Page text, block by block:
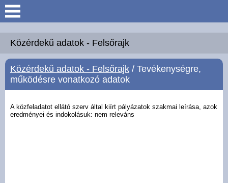
Keresés
Köszöntő
Hírek
Közérdekű adatok - Felsőrajk
Közérdekű adatok - Felsőrajk / Tevékenységre,
működésre vonatkozó adatok
A közfeladatot ellátó szerv által kiírt pályázatok szakmai leírása, azok
eredményei és indokolásuk: nem releváns